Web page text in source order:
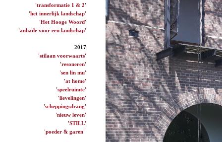
'transformatie 1 & 2'
'het innerlijk landschap'
'Het Hooge Woord'
'aubade voor een landschap'
2017
'stilaan voorwaarts'
'resoneren'
'sen lin mu'
'at home'
'speelruimte'
'lievelingen'
'scheppingsdrang'
'nieuw leven'
'STILL'
'poeder & garen'